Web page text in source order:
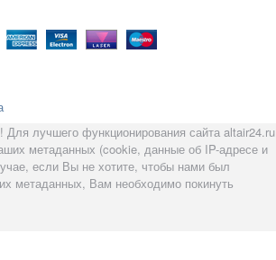
Для лучшего функционирования сайта altair24.ru
метаданных (cookie, данные об IP-адресе и
если Вы не хотите, чтобы нами был
метаданных, Вам необходимо покинуть